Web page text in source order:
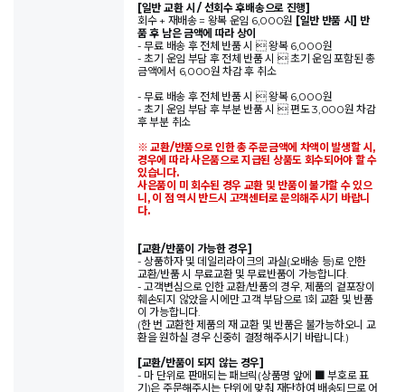
[일반 교환 시 / 선회수 후배송으로 진행]
회수 + 재배송 = 왕복 운임 6,000원 [일반 반품 시] 반
품 후 남은 금액에 따라 상이
- 무료 배송 후 전체 반품 시  왕복 6,000원
- 초기 운임 부담 후 전체 반품 시  초기 운임 포함된 총
금액에서 6,000원 차감 후 취소
- 무료 배송 후 전체 반품 시  왕복 6,000원
- 초기 운임 부담 후 부분 반품 시  편도 3,000원 차감
후 부분 취소
※ 교환/반품으로 인한 총 주문금액에 차액이 발생할 시,
경우에 따라 사은품으로 지급된 상품도 회수되어야 할 수
있습니다.
사은품이 미 회수된 경우 교환 및 반품이 불가할 수 있으
니, 이 점 역시 반드시 고객센터로 문의해주시기 바랍니
다.
[교환/반품이 가능한 경우]
- 상품하자 및 데일리라이크의 과실(오배송 등)로 인한
교환/반품 시 무료교환 및 무료반품이 가능합니다.
- 고객변심으로 인한 교환/반품의 경우, 제품의 겉포장이
훼손되지 않았을 시에만 고객 부담으로 1회 교환 및 반품
이 가능합니다.
(한 번 교환한 제품의 재 교환 및 반품은 불가능하오니 교
환을 원하실 경우 신중히 결정해주시기 바랍니다.)
[교환/반품이 되지 않는 경우]
- 마 단위로 판매되는 패브릭(상품명 앞에 ■ 부호로 표
기)은 주문해주시는 단위에 맞춰 재단하여 배송되므로 어